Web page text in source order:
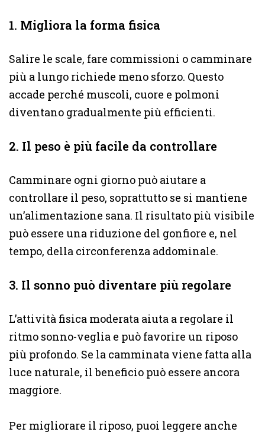
1. Migliora la forma fisica
Salire le scale, fare commissioni o camminare
più a lungo richiede meno sforzo. Questo
accade perché muscoli, cuore e polmoni
diventano gradualmente più efficienti.
2. Il peso è più facile da controllare
Camminare ogni giorno può aiutare a
controllare il peso, soprattutto se si mantiene
un’alimentazione sana. Il risultato più visibile
può essere una riduzione del gonfiore e, nel
tempo, della circonferenza addominale.
3. Il sonno può diventare più regolare
L’attività fisica moderata aiuta a regolare il
ritmo sonno-veglia e può favorire un riposo
più profondo. Se la camminata viene fatta alla
luce naturale, il beneficio può essere ancora
maggiore.
Per migliorare il riposo, puoi leggere anche